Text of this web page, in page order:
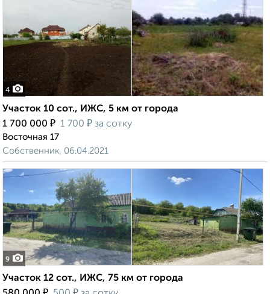
4
Участок 10 сот., ИЖС, 5 км от города
1 700 000 ₽ 1 700 ₽ за сотку
Восточная 17
Собственник, 06.04.2021
9
Участок 12 сот., ИЖС, 75 км от города